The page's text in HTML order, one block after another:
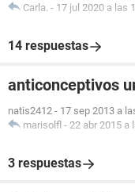
Carla. - 17 jul 2020 a las
14 respuestas
anticonceptivos
natis2412 - 17 sep 2013 a
marisolfl - 22 abr 2015 a
3 respuestas